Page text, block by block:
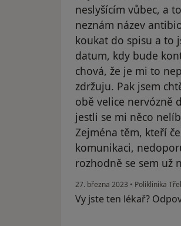
neslyšícím vůbec, a
neznám název
koukat do spisu a to
datum, kdy bude
chová, že je mi to
zdržuju. Pak jsem
obě velice nervózně
jestli se mi něco
Zejména těm, kteří
komunikaci,
rozhodně se sem už
27. března 2023 • Poliklinika
Vy jste ten lékař?